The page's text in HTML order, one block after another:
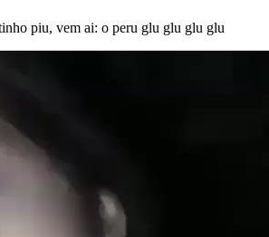
piu, vem ai: o peru glu glu glu glu